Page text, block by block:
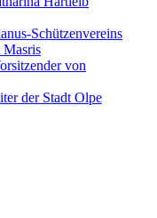
Schützenvereins
von
der Stadt Olpe